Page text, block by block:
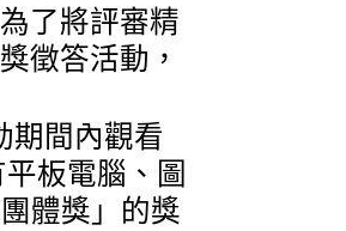
了將評審精
徵答活動，
期間內觀看
板電腦、圖
體獎」的獎